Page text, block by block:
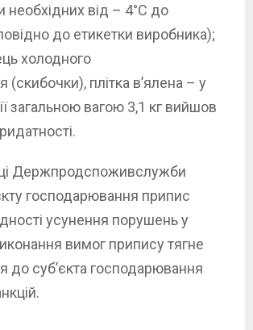
необхідних від – 4°С до
до етикетки виробника);
холодного
(скибочки), плітка в’ялена – у
загальною вагою 3,1 кг вийшов
Держпродспоживслужби
господарювання припис
усунення порушень у
вимог припису тягне
до суб’єкта господарювання